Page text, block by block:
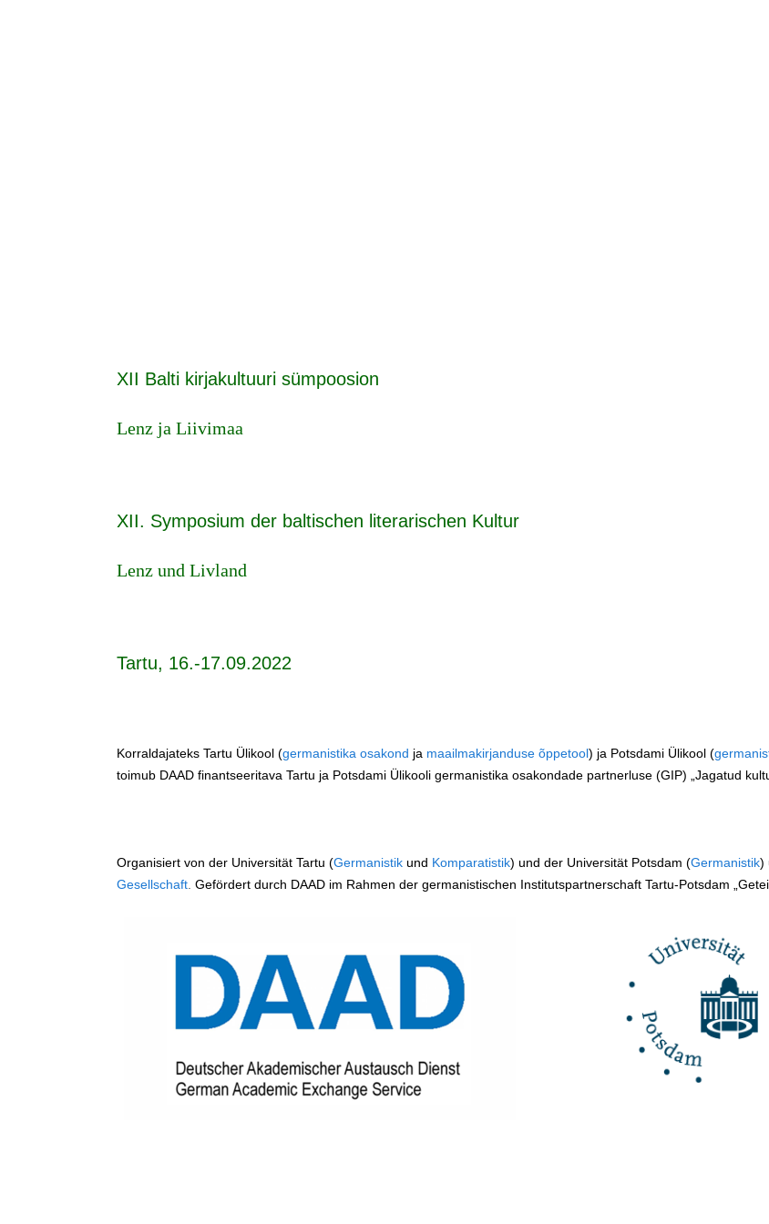
XII Balti kirjakultuuri sümpoosion
Lenz ja Liivimaa
XII. Symposium der baltischen literarischen Kultur
Lenz und Livland
Tartu, 16.-17.09.2022
Korraldajateks Tartu Ülikool (germanistika osakond ja maailmakirjanduse õppetool) ja Potsdami Ülikool (
toimub DAAD finantseeritava Tartu ja Potsdami Ülikooli germanistika osakondade partnerluse (GIP) „Jagatud
Organisiert von der Universität Tartu (Germanistik und Komparatistik) und der Universität Potsdam (Germanistik)
Gesellschaft Gefördert durch DAAD im Rahmen der germanistischen Institutspartnerschaft Tartu-Potsdam